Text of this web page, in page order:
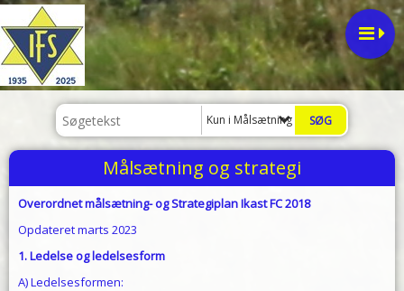
Kun i Målsætning og strategi
Målsætning og strategi
Overordnet målsætning- og Strategiplan Ikast FC 2018
Opdateret marts 2023
1. Ledelse og ledelsesform
A) Ledelsesformen: